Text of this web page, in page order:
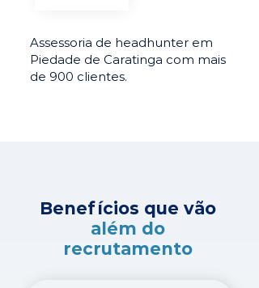
Assessoria de headhunter em
Piedade de Caratinga com mais
de 900 clientes.
Benefícios que vão
além do
recrutamento